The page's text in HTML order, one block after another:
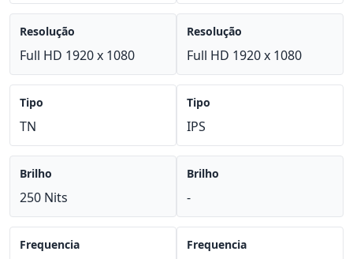
Resolução
Full HD 1920 x 1080
Tipo
TN
Brilho
250 Nits
Frequencia
Resolução
Full HD 1920 x 1080
Tipo
IPS
Brilho
-
Frequencia